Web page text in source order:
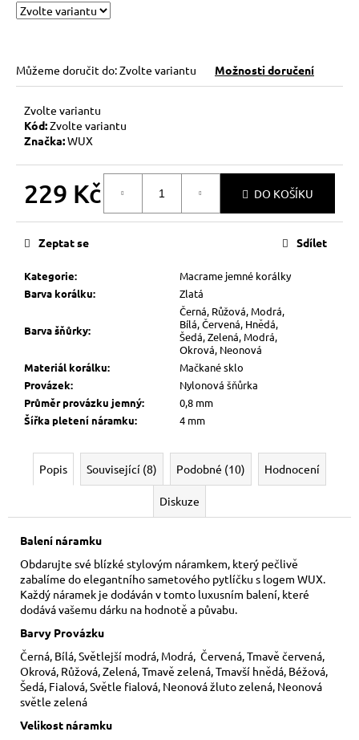
Můžeme doručit do:Zvolte variantu Možnosti doručení
Zvolte variantu
Kód:Zvolte variantu
Značka:WUX
229 Kč DO KOŠÍKU
Kategorie:
Macrame jemné korálky
Barva korálku: Zlatá
Barva šňůrky:
Černá, Růžová, Modrá,
Bílá, Červená, Hnědá,
Šedá, Zelená, Modrá,
Okrová, Neonová
Materiál korálku:
Mačkané sklo
Provázek:
Nylonová šňůrka
Průměr provázku jemný:
0,8 mm
Šířka pletení náramku: 4 mm
Zeptat se Sdílet
Popis Související (8) Podobné (10) Hodnocení
Diskuze
Balení náramku
Obdarujte své blízké stylovým náramkem, který pečlivě
zabalíme do elegantního sametového pytlíčku s logem WUX.
Každý náramek je dodáván v tomto luxusním balení, které
dodává vašemu dárku na hodnotě a půvabu.
Barvy Provázku
Černá, Bílá, Světlejší modrá, Modrá, Červená, Tmavě červená,
Okrová, Růžová, Zelená, Tmavě zelená, Tmavší hnědá, Béžová,
Šedá, Fialová, Světle fialová, Neonová žluto zelená, Neonová
světle zelená
Velikost náramku